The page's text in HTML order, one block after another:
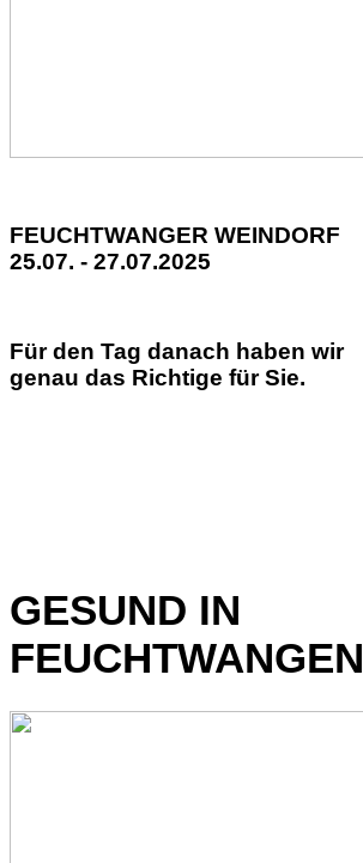
FEUCHTWANGER WEINDORF
25.07. - 27.07.2025
Für den Tag danach haben wir
genau das Richtige für Sie.
GESUND IN
FEUCHTWANGEN